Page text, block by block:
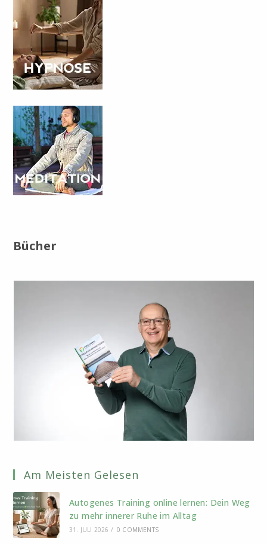
Bücher
Am Meisten Gelesen
Autogenes Training online lernen: Dein Weg
zu mehr innerer Ruhe im Alltag
31. JULI 2026 / 0 COMMENTS